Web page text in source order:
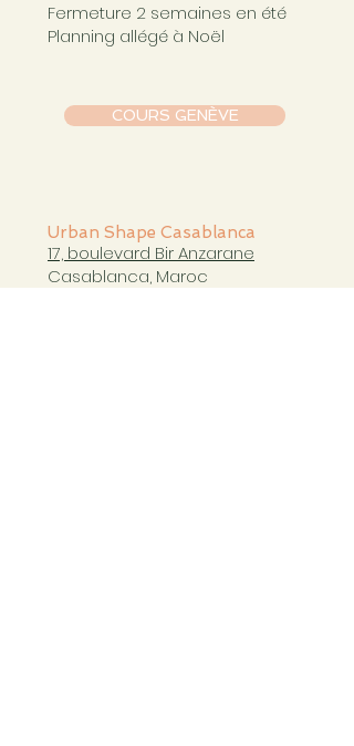
COURS GENÈVE
Fermeture 2 semaines en été
Planning allégé à Noël
Urban Shape Casablanca
17, boulevard Bir Anzarane
Casablanca, Maroc